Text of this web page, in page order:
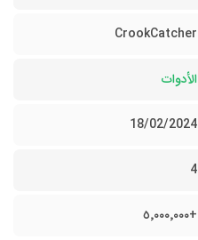
CrookCatcher
الأدوات
18/02/2024
4
+٥٬٠٠٠٬٠٠٠